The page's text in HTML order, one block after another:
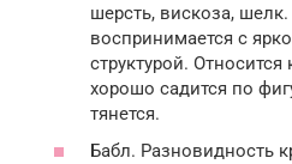
шерсть, вискоза,
воспринимается с
структурой.
хорошо садится по
тянется.
Бабл. Разновидность